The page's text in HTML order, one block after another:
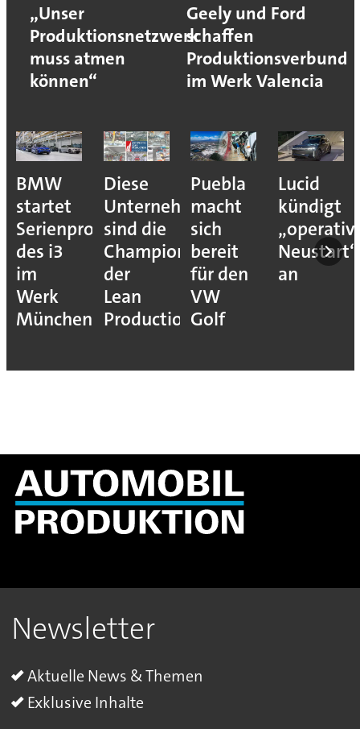
„Unser
Produktionsnetzwerk
muss atmen
können“
Geely und Ford
schaffen
Produktionsverbund
im Werk Valencia
BMW
startet
Serienproduktion
des i3
im
Werk
München
Diese
Unternehmen
sind die
Champions
der
Lean
Production
Puebla
macht
sich
bereit
für den
VW
Golf
Lucid
kündigt
Neustart“
an
Newsletter
Aktuelle News & Themen
Exklusive Inhalte